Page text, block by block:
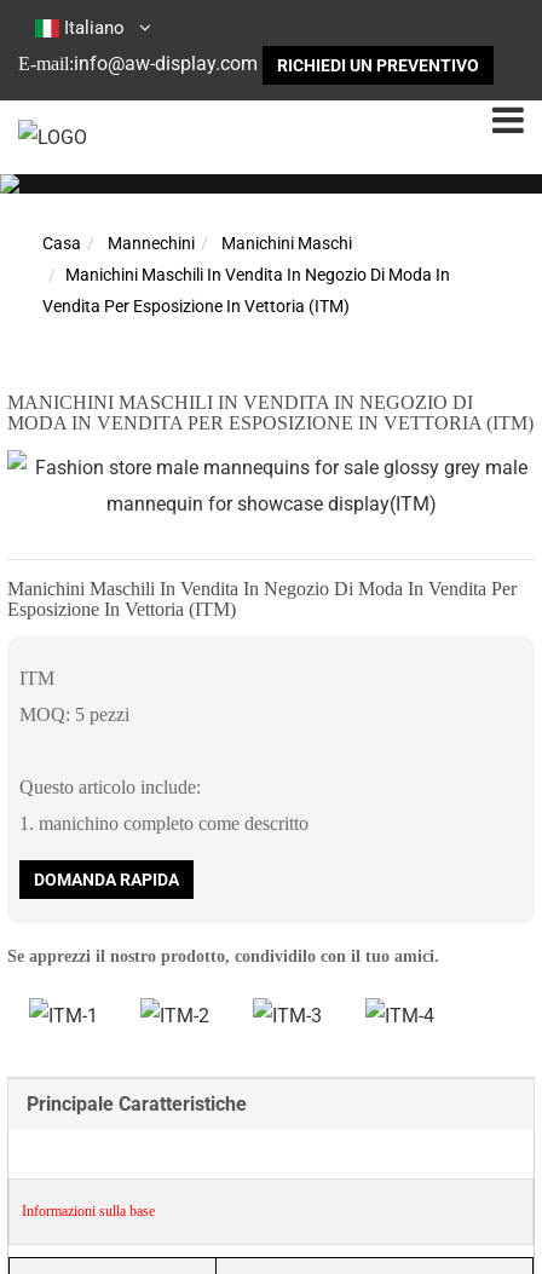
Italiano
E-mail:info@aw-display.com RICHIEDI UN PREVENTIVO
Casa Mannechini
Manichini Maschi
Manichini Maschili In Vendita In Negozio Di Moda In
Vendita Per Esposizione In Vettoria (ITM)
MANICHINI MASCHILI IN VENDITA IN NEGOZIO DI
MODA IN VENDITA PER ESPOSIZIONE IN VETTORIA (ITM)
Manichini Maschili In Vendita In Negozio Di Moda In Vendita Per
Esposizione In Vettoria (ITM)
ITM
MOQ: 5 pezzi
Questo articolo include:
1. manichino completo come descritto
DOMANDA RAPIDA
Se apprezzi il nostro prodotto, condividilo con il tuo amici.
Principale Caratteristiche
Informazioni sulla base